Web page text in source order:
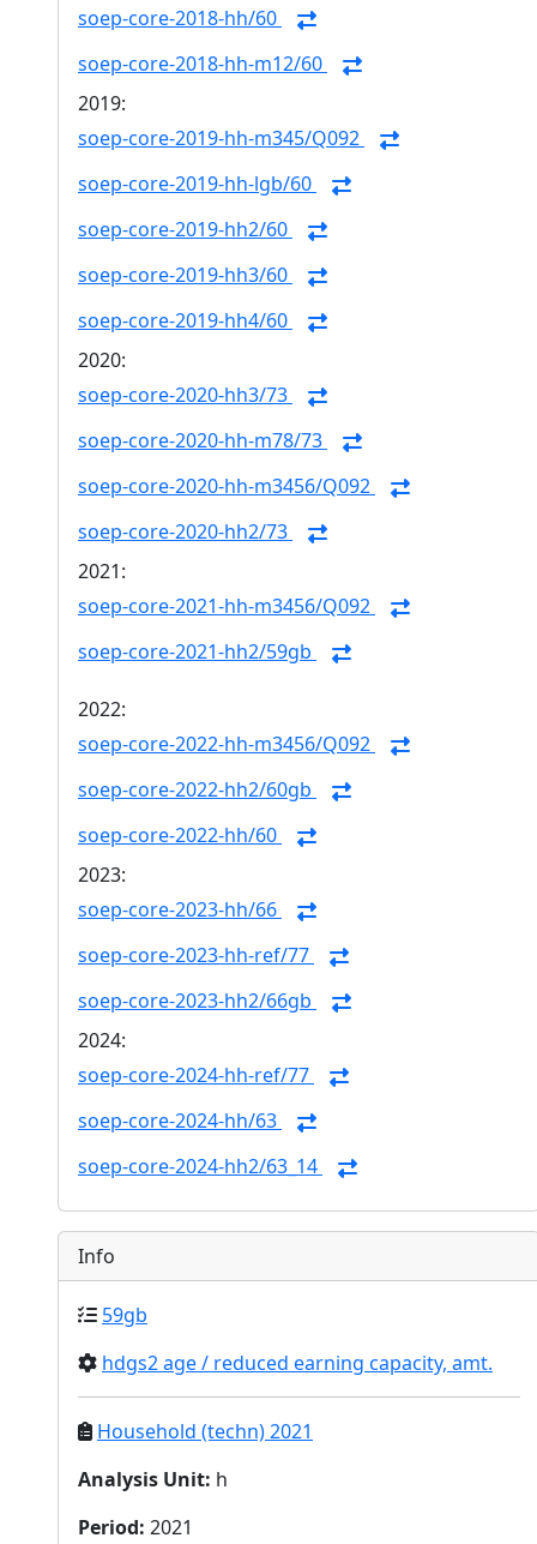
soep-core-2018-hh/60
soep-core-2018-hh-m12/60
2019:
soep-core-2019-hh-m345/Q092
soep-core-2019-hh-lgb/60
soep-core-2019-hh2/60
soep-core-2019-hh3/60
soep-core-2019-hh4/60
2020:
soep-core-2020-hh3/73
soep-core-2020-hh-m78/73
soep-core-2020-hh-m3456/Q092
soep-core-2020-hh2/73
2021:
soep-core-2021-hh-m3456/Q092
soep-core-2021-hh2/59gb
2022:
soep-core-2022-hh-m3456/Q092
soep-core-2022-hh2/60gb
soep-core-2022-hh/60
2023:
soep-core-2023-hh/66
soep-core-2023-hh-ref/77
soep-core-2023-hh2/66gb
2024:
soep-core-2024-hh-ref/77
soep-core-2024-hh/63
soep-core-2024-hh2/63_14
Info
59gb
hdgs2 age / reduced earning capacity, amt.
Household (techn) 2021
Analysis Unit: h
Period: 2021